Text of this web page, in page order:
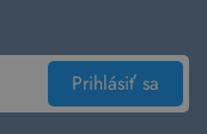
Prihlásiť sa